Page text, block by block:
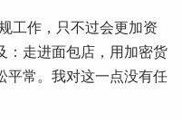
工作，只不过会更加资
：走进面包店，用加密货
平常。我对这一点没有任